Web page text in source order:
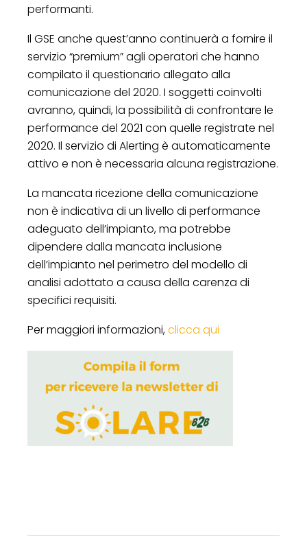
performanti.
Il GSE anche quest’anno continuerà a fornire il
servizio “premium” agli operatori che hanno
compilato il questionario allegato alla
comunicazione del 2020. I soggetti coinvolti
avranno, quindi, la possibilità di confrontare le
performance del 2021 con quelle registrate nel
2020. Il servizio di Alerting è automaticamente
attivo e non è necessaria alcuna registrazione.
La mancata ricezione della comunicazione
non è indicativa di un livello di performance
adeguato dell’impianto, ma potrebbe
dipendere dalla mancata inclusione
dell’impianto nel perimetro del modello di
analisi adottato a causa della carenza di
specifici requisiti.
Per maggiori informazioni,clicca qui